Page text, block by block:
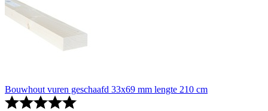
Bouwhout vuren geschaafd 33x69 mm lengte 210 cm